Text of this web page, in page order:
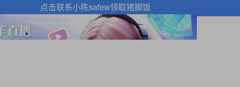
点击联系小陈safew领取猪脚饭